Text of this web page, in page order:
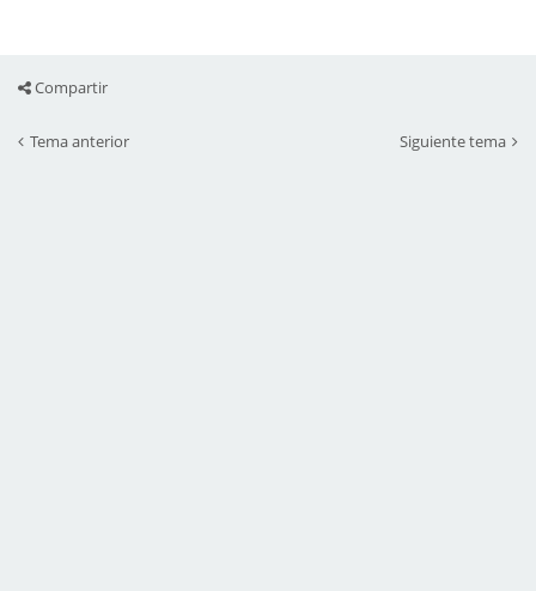
Compartir
Tema anterior Siguiente tema